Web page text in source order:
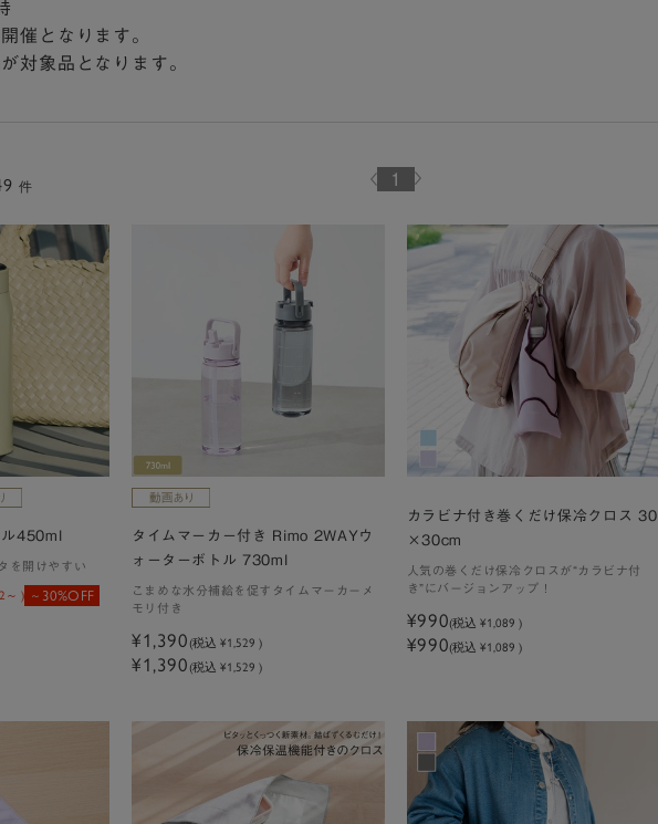
催となります。
対象品となります。
件 1
450ml
を開けやすい
) 30%OFF
タイムマーカー付き Rimo 2WAYウ
ォーターボトル 730ml
こまめな水分補給を促すタイムマーカーメ
モリ付き
¥1,390 (税込 ¥1,529 )
¥1,390 (税込 ¥1,529 )
カラビナ付き巻くだけ保冷クロス 30
×30cm
人気の巻くだけ保冷クロスが“カラビナ付
き”にバージョンアップ！
¥990(税込¥1,089 )
¥990(税込 ¥1,089 )